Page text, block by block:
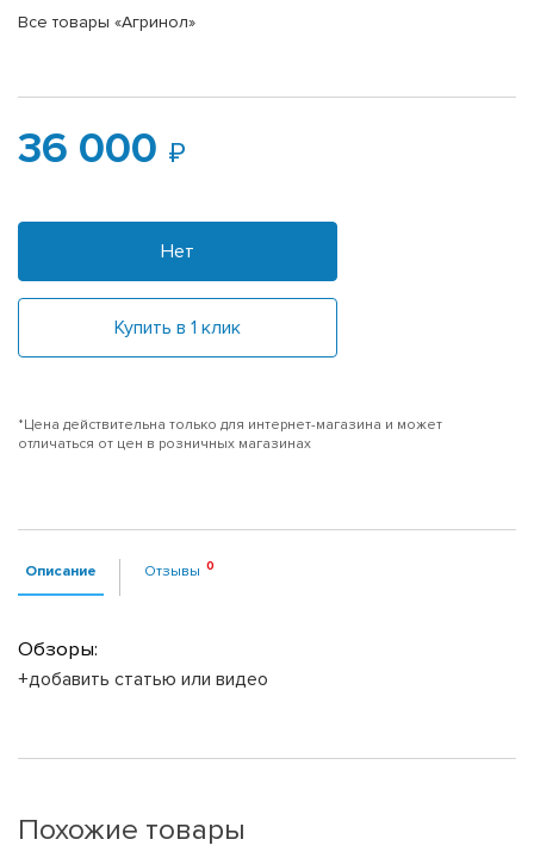
Все товары «Агринол»
36 000
Нет
Купить в 1 клик
*Цена действительна только для интернет-магазина и может
отличаться от цен в розничных магазинах
Описание Отзывы
Обзоры:
+добавить статью или видео
Похожие товары